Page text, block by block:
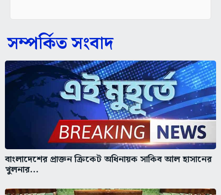
সম্পর্কিত সংবাদ
বাংলাদেশের প্রাক্তন ক্রিকেট অধিনায়ক সাকিব আল হাসানের
খুলনার...